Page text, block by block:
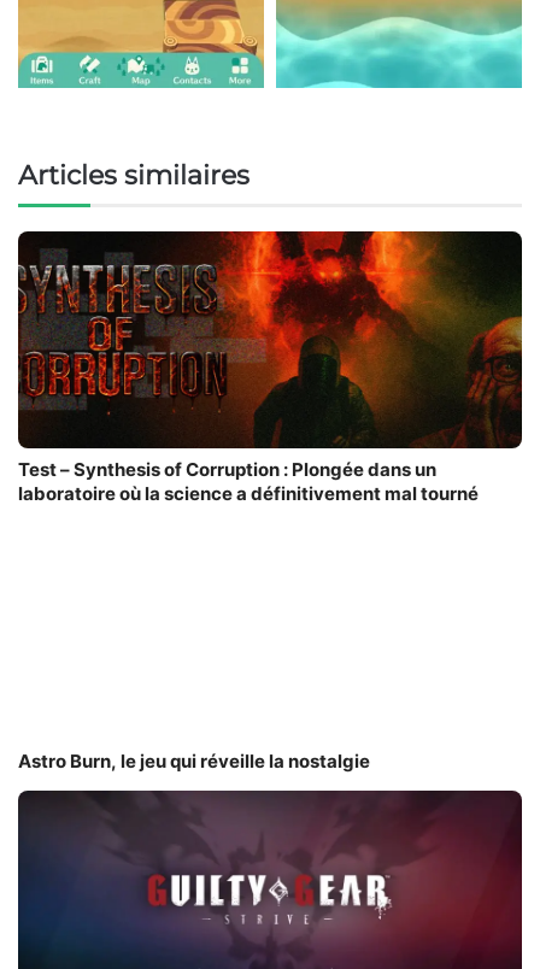
Articles similaires
Test – Synthesis of Corruption : Plongée dans un
laboratoire où la science a définitivement mal tourné
Astro Burn, le jeu qui réveille la nostalgie